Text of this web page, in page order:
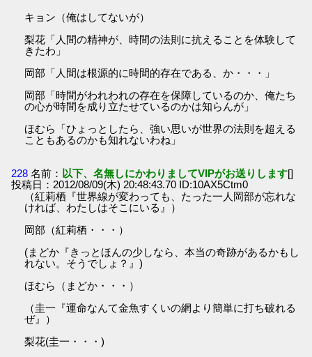
キョン（俺はしてないが）
梨花「人間の精神が、時間の法則に抗えることを体験して
きたわ」
岡部「人間は根源的に時間的存在である、か・・・」
岡部「時間がわれわれの存在を保障しているのか、俺たち
の心が時間を成り立たせているのかは知らんが」
ほむら「ひょっとしたら、強い思いが世界の法則を超える
こともあるのかも知れないわね」
228 名前： 以下、名無しにかわりましてVIPがお送りします[]
投稿日：2012/08/09(木) 20:48:43.70 ID:10AX5Ctm0
（紅莉栖『世界線が変わっても、たった一人岡部が忘れな
ければ、わたしはそこにいる』）
岡部（紅莉栖・・・）
(まどか『きっとほんの少しなら、本当の奇跡があるかもし
れない。そうでしょ？』)
ほむら（まどか・・・）
（圭一『運命なんて金魚すくいの網より簡単に打ち破れる
ぜ』）
梨花(圭一・・・)